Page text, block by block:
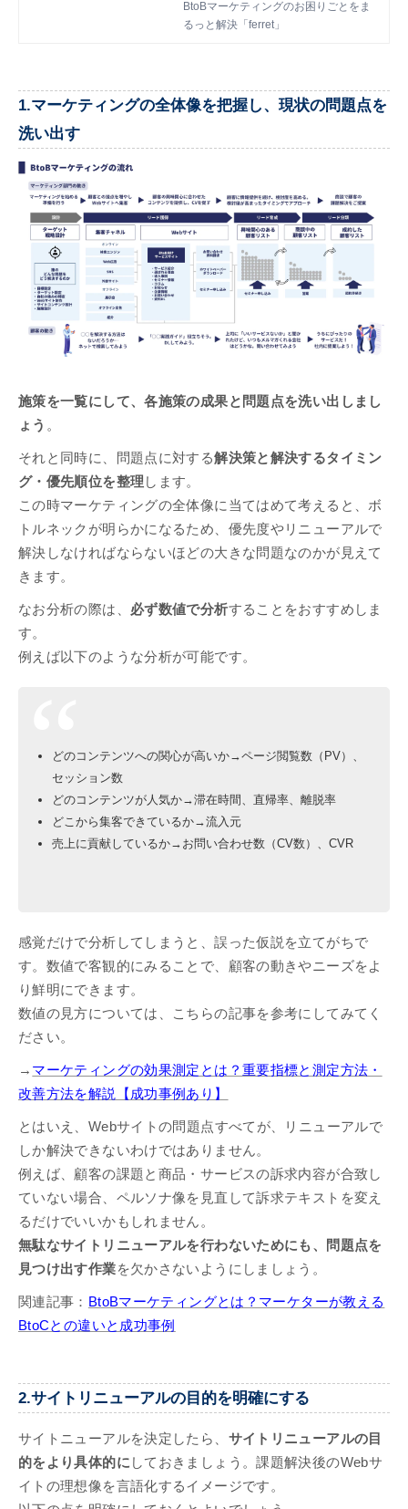
で使われるRFPをテンプレートとしてま
とめているので、新規サイトの立ち上げ
BtoBマーケティングのお困りごとをま
るっと解決「ferret」
1.マーケティングの全体像を把握し、現状の問題点を
洗い出す
施策を一覧にして、各施策の成果と問題点を洗い出しまし
ょう 。
それと同時に、問題点に対する解決策と解決するタイミン
グ・優先順位を整理 します。
この時マーケティングの全体像に当てはめて考えると、ボ
トルネックが明らかになるため、優先度やリニューアルで
解決しなければならないほどの大きな問題なのかが見えて
きます。
なお分析の際は、 必ず数値で分析することをおすすめしま
す。
例えば以下のような分析が可能です。
どのコンテンツへの関心が高いか→ページ閲覧数（PV）、
セッション数
どのコンテンツが人気か→滞在時間、直帰率、離脱率
どこから集客できているか→流入元
売上に貢献しているか→お問い合わせ数（CV数）、CVR
感覚だけで分析してしまうと、誤った仮説を立てがちで
す。数値で客観的にみることで、顧客の動きやニーズをよ
り鮮明にできます。
数値の見方については、こちらの記事を参考にしてみてく
ださい。
→ マーケティングの効果測定とは？重要指標と測定方法・
改善方法を解説【成功事例あり】
とはいえ、Webサイトの問題点すべてが、リニューアルで
しか解決できないわけではありません。
例えば、顧客の課題と商品・サービスの訴求内容が合致し
ていない場合、ペルソナ像を見直して訴求テキストを変え
るだけでいいかもしれません。
無駄なサイトリニューアルを行わないためにも、問題点を
見つけ出す作業を欠かさないようにしましょう。
関連記事： BtoBマーケティングとは？マーケターが教える
BtoCとの違いと成功事例
2.サイトリニューアルの目的を明確にする
サイトニューアルを決定したら、 サイトリニューアルの目
的をより具体的に しておきましょう。課題解決後のWebサ
イトの理想像を言語化するイメージです。